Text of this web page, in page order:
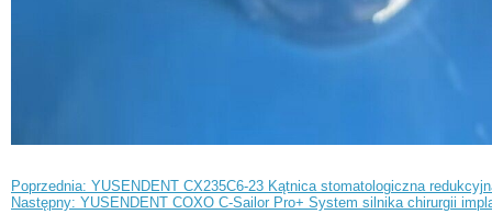
Poprzednia: YUSENDENT CX235C6-23 Kątnica stomatologiczna
Następny: YUSENDENT COXO C-Sailor Pro+ System silnika chirurgii